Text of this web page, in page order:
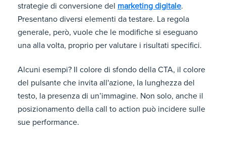
strategie di conversione del marketing digitale.
Presentano diversi elementi da testare. La regola
generale, però, vuole che le modifiche si eseguano
una alla volta, proprio per valutare i risultati specifici.
Alcuni esempi? Il colore di sfondo della CTA, il colore
del pulsante che invita all'azione, la lunghezza del
testo, la presenza di un’immagine. Non solo, anche il
posizionamento della call to action può incidere sulle
sue performance.